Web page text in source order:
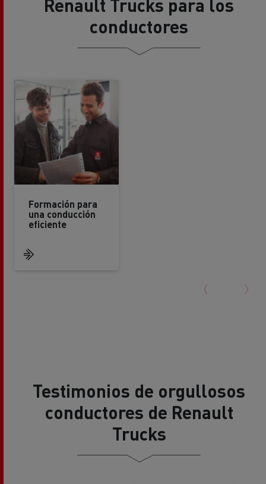
Renault Trucks para los
conductores
Formación para
una conducción
eficiente
Testimonios de orgullosos
conductores de Renault
Trucks